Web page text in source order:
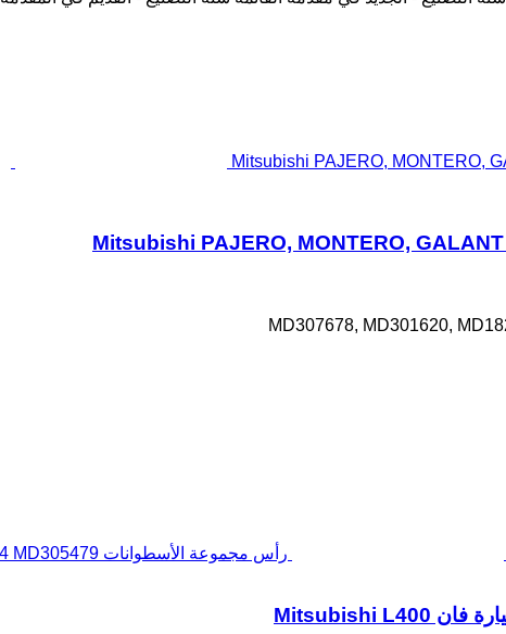
رأس مجموعة الأسطوانات 4G64 MD305479 لـ سيارة فان Mitsubishi L400